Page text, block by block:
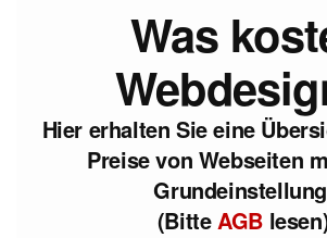
Was
Hier erhalten Sie eine
Preise von Webseiten
(BitteAGB